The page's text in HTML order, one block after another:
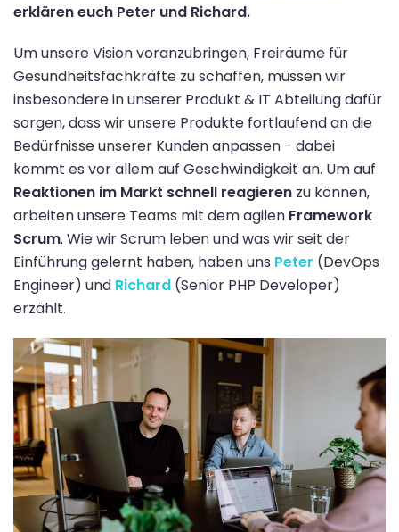
erklären euch Peter und Richard.
Um unsere Vision voranzubringen, Freiräume für
Gesundheitsfachkräfte zu schaffen, müssen wir
insbesondere in unserer Produkt & IT Abteilung dafür
sorgen, dass wir unsere Produkte fortlaufend an die
Bedürfnisse unserer Kunden anpassen - dabei
kommt es vor allem auf Geschwindigkeit an. Um auf
Reaktionen im Markt schnell reagieren zu können,
arbeiten unsere Teams mit dem agilen Framework
Scrum. Wie wir Scrum leben und was wir seit der
Einführung gelernt haben, haben uns Peter (DevOps
Engineer) und Richard (Senior PHP Developer)
erzählt.